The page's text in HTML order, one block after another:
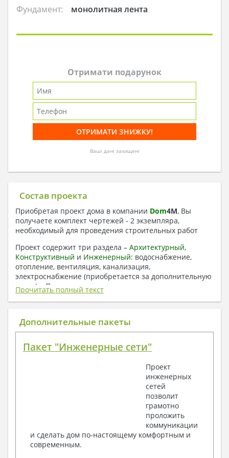
Фундамент: монолитная лента
Отримати подарунок
Ваші дані захищені
Состав проекта
Приобретая проект дома в компании Dom4M, Вы
получаете комплект чертежей - 2 экземпляра,
необходимый для проведения строительных работ
Проект содержит три раздела – Архитектурный,
Конструктивный и Инженерный: водоснабжение,
отопление, вентиляция, канализация,
электроснабжение (приобретается за дополнительную
плату) + Пояснительная записка.
1. Архитектурный раздел:
Общие данные по проекту
Поэтажные маркировочные планы с
Разрезы и состав конструкций
Фасады с ведомостью внешних отделок
Элементы проемов – спецификация
Ведомость перемычек – сечения и
Объемы основных строительных материалов
Архитектурные узлы в конструкциях
Прочитать полный текст
Дополнительные пакеты
Пакет "Инженерные сети"
Проект
инженерных
сетей
позволит
грамотно
проложить
коммуникации
и сделать дом по-настоящему комфортным и
современным.